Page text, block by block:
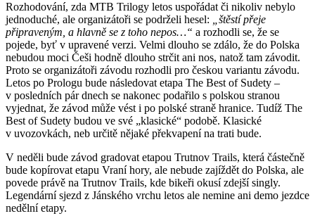
Rozhodování, zda MTB Trilogy letos uspořádat či nikoliv nebylo
jednoduché, ale organizátoři se podrželi hesel:
„štěstí přeje
připraveným, a hlavně se z toho nepos…“ a rozhodli se, že se
pojede, byť v upravené verzi. Velmi dlouho se zdálo, že do Polska
nebudou moci Češi hodně dlouho strčit ani nos, natož tam závodit.
Proto se organizátoři závodu rozhodli pro českou variantu závodu.
Letos po Prologu bude následovat etapa The Best of Sudety –
v posledních pár dnech se nakonec podařilo s polskou stranou
vyjednat, že závod může vést i po polské straně hranice. Tudíž The
Best of Sudety budou ve své „klasické“ podobě. Klasické
v uvozovkách, neb určitě nějaké překvapení na trati bude.
V neděli bude závod gradovat etapou Trutnov Trails, která částečně
bude kopírovat etapu Vraní hory, ale nebude zajíždět do Polska, ale
povede právě na Trutnov Trails, kde bikeři okusí zdejší singly.
Legendární sjezd z Jánského vrchu letos ale nemine ani demo jezdce
nedělní etapy.